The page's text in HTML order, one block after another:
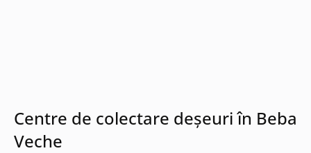
Centre de colectare deșeuri în Beba
Veche